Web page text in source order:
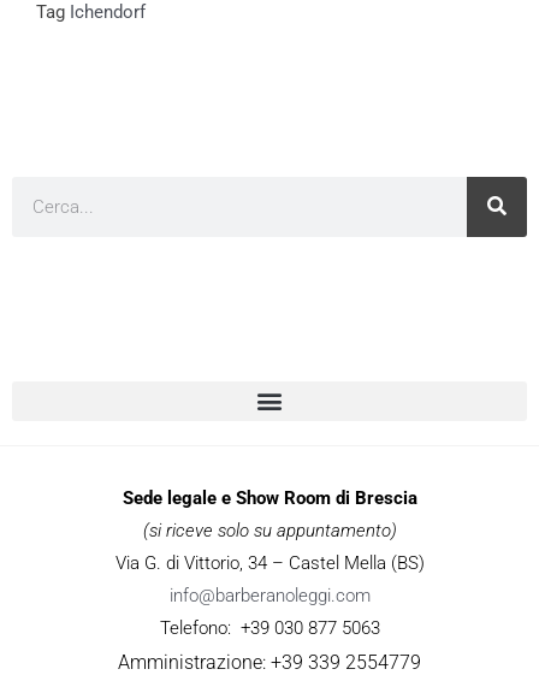
Tag Ichendorf
Sede legale e Show Room di Brescia
(si riceve solo su appuntamento)
Via G. di Vittorio, 34 – Castel Mella (BS)
info@barberanoleggi.com
Telefono: +39 030 877 5063
Amministrazione: +39 339 2554779